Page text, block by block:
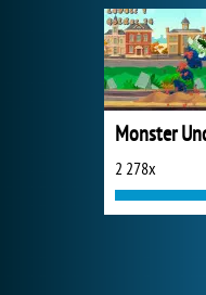
2 278x